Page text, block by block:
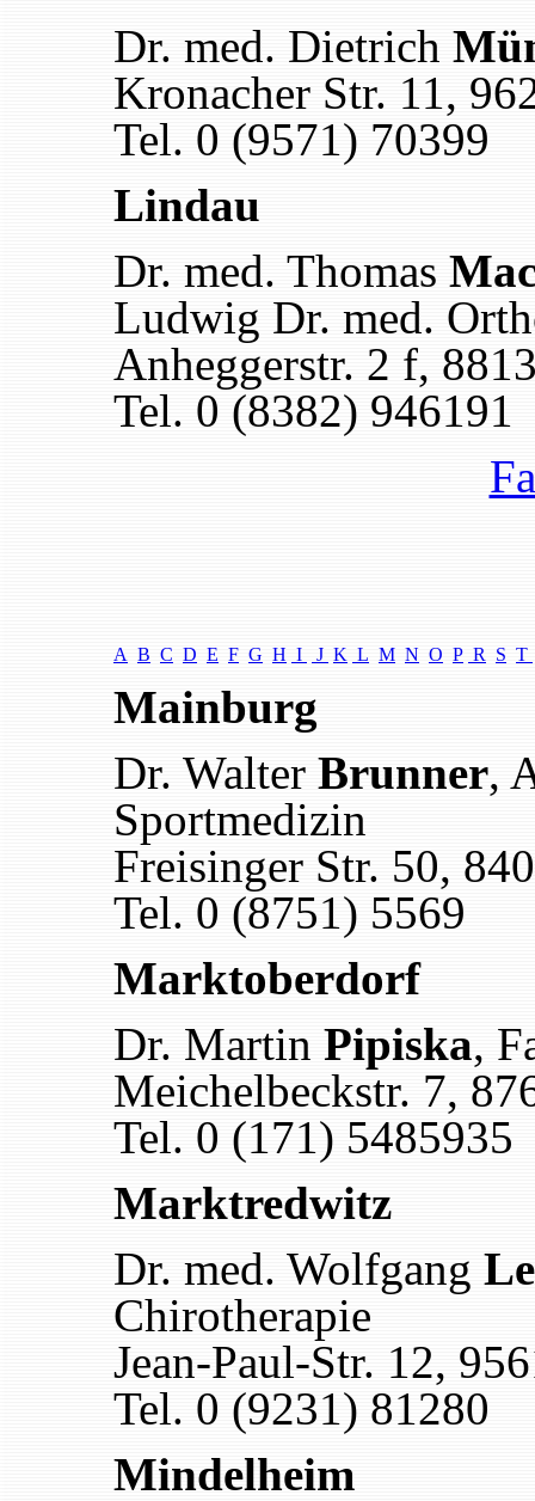
Dr. med. Dietrich
Kronacher Str. 11,
Tel. 0 (9571) 70399
Lindau
Dr. med. Thomas
Ludwig Dr. med.
Anheggerstr. 2 f,
Tel. 0 (8382) 946191
A B C D E F G H I J K L M N O P R S T
Mainburg
Dr. Walter Brunner,
Sportmedizin
Freisinger Str. 50,
Tel. 0 (8751) 5569
Marktoberdorf
Dr. Martin Pipiska,
Meichelbeckstr. 7,
Tel. 0 (171) 5485935
Marktredwitz
Dr. med. Wolfgang
Chirotherapie
Jean-Paul-Str. 12,
Tel. 0 (9231) 81280
Mindelheim